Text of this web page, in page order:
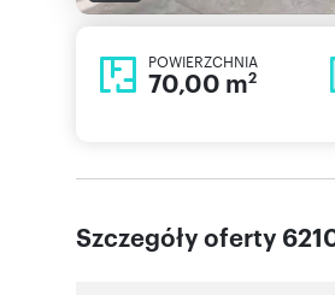
POWIERZCHNIA
70,00 m2
Szczegóły oferty